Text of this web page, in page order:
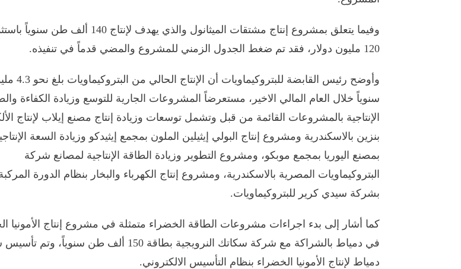
وفيما يتعلق بمشروع إنتاج مشتقات الميثانول والذي يهدف لإنتاج 140
120 مليون دولار، فقد تم ضغط الجدول الزمني للمشروع والمضي قدماً في تنفيذه.
وأوضح رئيس القابضة
سنوياً خلال العام المالي الاخير، مستعرضاً المشروعات الجارية للتوسع وزيادة الكفاءة
الإنتاجية بالمشروعات القائمة من قبل وتشمل توسعات وزيادة إنتاج مصنع إيلاب لإنتاج
بنزين بالاسكندرية ومشروع إنتاج البولي إيثيلين الملون بمجمع إيثيدكو وزيادة السعة
بمصنع اليوريا بمجمع موبكو، ومشروع التطوير وزيادة الطاقة الإنتاجية لمصانع شركة
البتروكيماويات المصرية بالاسكندرية، ومشروع إنتاج الكهرباء والبخار بنظام الدورة
بشركة سيدي كرير للبتروكيماويات.
كما أشار إلى بدء اجراءات مشروعات الطاقة الخضراء متمثلة في مشروع إنتاج الأمونيا
في دمياط بالشراكة مع شركة سكاتك النرويجية بطاقة 150 ألف طن سنوياً،
دمياط لإنتاج الأمونيا الخضراء بنظام التأسيس الالكتروني.